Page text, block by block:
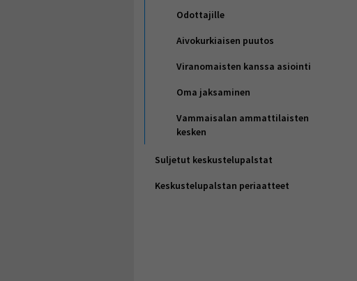
Odottajille
Aivokurkiaisen puutos
Viranomaisten kanssa asiointi
Oma jaksaminen
Vammaisalan ammattilaisten
kesken
Suljetut keskustelupalstat
Keskustelupalstan periaatteet